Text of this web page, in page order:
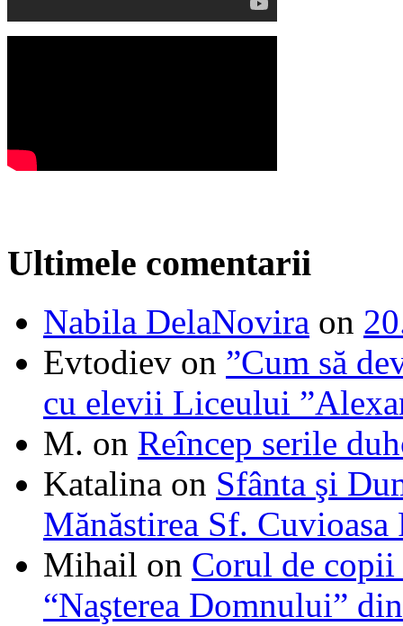
Ultimele comentarii
Nabila DelaNovira on
Evtodiev on ”Cum să
cu elevii Liceului
M. on Reîncep serile
Katalina on Sfânta şi
Mănăstirea Sf. Cuvioasa
Mihail on Corul de
“Naşterea Domnului”